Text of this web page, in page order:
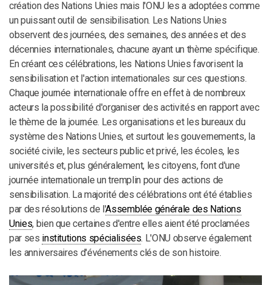
création des Nations Unies mais l'ONU les a adoptées comme
un puissant outil de sensibilisation. Les Nations Unies
observent des journées, des semaines, des années et des
décennies internationales, chacune ayant un thème spécifique.
En créant ces célébrations, les Nations Unies favorisent la
sensibilisation et l'action internationales sur ces questions.
Chaque journée internationale offre en effet à de nombreux
acteurs la possibilité d'organiser des activités en rapport avec
le thème de la journée. Les organisations et les bureaux du
système des Nations Unies, et surtout les gouvernements, la
société civile, les secteurs public et privé, les écoles, les
universités et, plus généralement, les citoyens, font d'une
journée internationale un tremplin pour des actions de
sensibilisation. La majorité des célébrations ont été établies
par des résolutions de l'Assemblée générale des Nations
Unies, bien que certaines d'entre elles aient été proclamées
par ses institutions spécialisées. L'ONU observe également
les anniversaires d'événements clés de son histoire.